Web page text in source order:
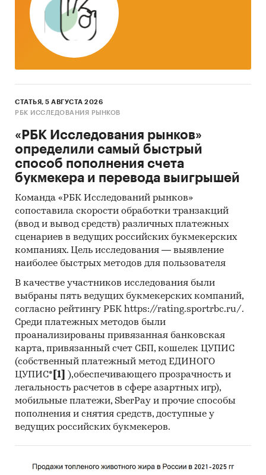
Доступна статистическая информация до
июня 2024 года
Импорт и экспорт индустриального масла
Приведена статистическая информация о
динамике импорта и экспорта
кодам ТН ВЭД. Представлена информация об
январь 2019 - май 2024в натуральном и
денежном выражении с детализацией в
разрезе стран, а также динамика
средневзвешенной стоимости.
*Данные после января 2022 года могут быть
недоступны для стран Евразийского
экономического союза: Белоруссии, Армении,
Кыргызстана и Казахстана.
Государственные закупки индустриального
масла
В рамках главы представлена информация о
части проведенных государственных закупок
индустриального масла 44-ФЗ и 223-ФЗ за
периодс января 2017 года по декабрь 2024
года, в которых был определен поставщик. Для
компаний участвующих или планирующих
участвовать в государственных торгах
показано средневзвешенное отклонение
итоговой стоимости контрактов от их
начальной максимальной цены. Покупателям
работы предоставляется выгрузка в формате
MS Excel. Параметры выгрузки могут быть
СТАТЬЯ, 5 АВГУСТА 2026
РБК ИССЛЕДОВАНИЯ РЫНКОВ
«РБК Исследования рынков»
определили самый быстрый
способ пополнения счета
букмекера и перевода выигрышей
Команда «РБК Исследований рынков»
сопоставила скорости обработки транзакций
(ввод и вывод средств) различных платежных
сценариев в ведущих российских букмекерских
компаниях. Цель исследования — выявление
наиболее быстрых методов для пользователя
В качестве участников исследования были
выбраны пять ведущих букмекерских компаний,
согласно рейтингу РБК https://rating.sportrbc.ru/.
Среди платежных методов были
проанализированы привязанная банковская
карта, привязанный счет СБП, кошелек ЦУПИС
(собственный платежный метод ЕДИНОГО
ЦУПИС* [1]
),обеспечивающего прозрачность и
легальность расчетов в сфере азартных игр),
мобильные платежи, SberPay и прочие способы
пополнения и снятия средств, доступные у
ведущих российских букмекеров.